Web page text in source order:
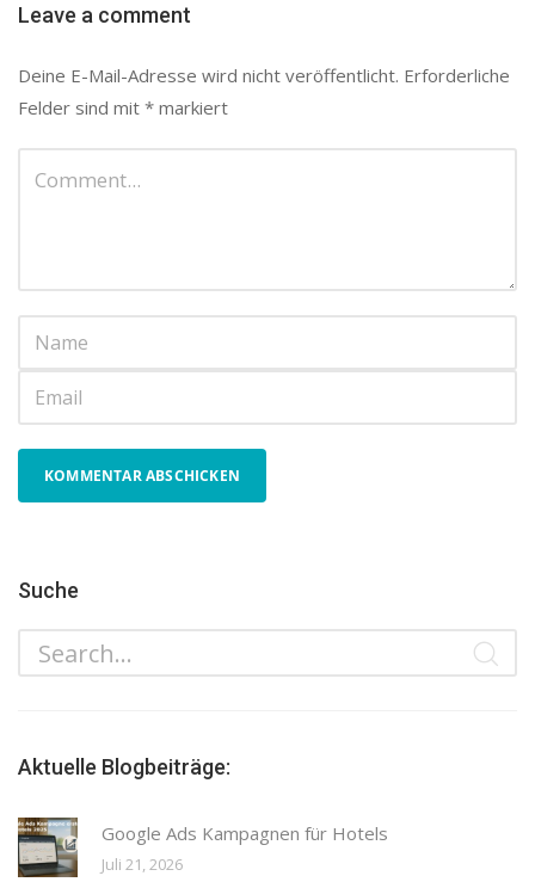
Leave a comment
Deine E-Mail-Adresse wird nicht veröffentlicht. Erforderliche
Felder sind mit * markiert
Suche
Aktuelle Blogbeiträge:
Google Ads Kampagnen für Hotels
Juli 21, 2026